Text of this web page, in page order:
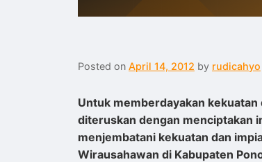
Posted on April 14, 2012 by rudicahyo
Untuk memberdayakan
diteruskan dengan menciptakan
menjembatani kekuatan dan
Wirausahawan di Kabupaten